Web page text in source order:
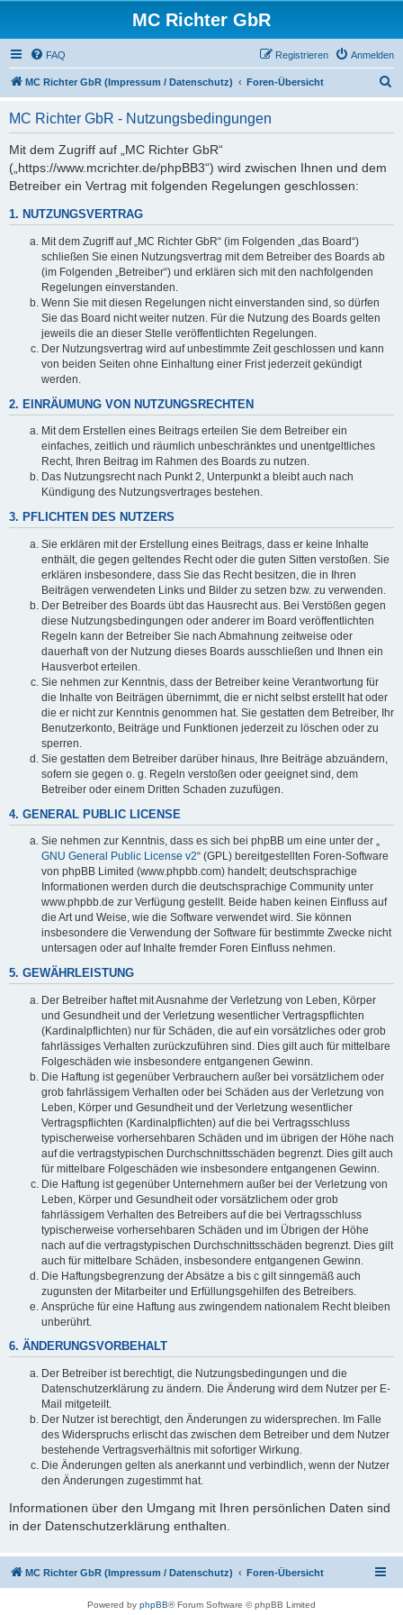
MC Richter GbR
FAQ Anmelden
Registrieren
MC Richter GbR (Impressum / Datenschutz) Foren-Übersicht
MC Richter GbR - Nutzungsbedingungen
Mit dem Zugriff auf „MC Richter GbR“
(„https://www.mcrichter.de/phpBB3“) wird zwischen Ihnen und dem
Betreiber ein Vertrag mit folgenden Regelungen geschlossen:
1. NUTZUNGSVERTRAG
Mit dem Zugriff auf „MC Richter GbR“ (im Folgenden „das Board“)
schließen Sie einen Nutzungsvertrag mit dem Betreiber des Boards ab
(im Folgenden „Betreiber“) und erklären sich mit den nachfolgenden
Regelungen einverstanden.
Wenn Sie mit diesen Regelungen nicht einverstanden sind, so dürfen
Sie das Board nicht weiter nutzen. Für die Nutzung des Boards gelten
jeweils die an dieser Stelle veröffentlichten Regelungen.
Der Nutzungsvertrag wird auf unbestimmte Zeit geschlossen und kann
von beiden Seiten ohne Einhaltung einer Frist jederzeit gekündigt
werden.
2. EINRÄUMUNG VON NUTZUNGSRECHTEN
Mit dem Erstellen eines Beitrags erteilen Sie dem Betreiber ein
einfaches, zeitlich und räumlich unbeschränktes und unentgeltliches
Recht, Ihren Beitrag im Rahmen des Boards zu nutzen.
Das Nutzungsrecht nach Punkt 2, Unterpunkt a bleibt auch nach
Kündigung des Nutzungsvertrages bestehen.
3. PFLICHTEN DES NUTZERS
Sie erklären mit der Erstellung eines Beitrags, dass er keine Inhalte
enthält, die gegen geltendes Recht oder die guten Sitten verstoßen. Sie
erklären insbesondere, dass Sie das Recht besitzen, die in Ihren
Beiträgen verwendeten Links und Bilder zu setzen bzw. zu verwenden.
Der Betreiber des Boards übt das Hausrecht aus. Bei Verstößen gegen
diese Nutzungsbedingungen oder anderer im Board veröffentlichten
Regeln kann der Betreiber Sie nach Abmahnung zeitweise oder
dauerhaft von der Nutzung dieses Boards ausschließen und Ihnen ein
Hausverbot erteilen.
Sie nehmen zur Kenntnis, dass der Betreiber keine Verantwortung für
die Inhalte von Beiträgen übernimmt, die er nicht selbst erstellt hat oder
die er nicht zur Kenntnis genommen hat. Sie gestatten dem Betreiber, Ihr
Benutzerkonto, Beiträge und Funktionen jederzeit zu löschen oder zu
sperren.
Sie gestatten dem Betreiber darüber hinaus, Ihre Beiträge abzuändern,
sofern sie gegen o. g. Regeln verstoßen oder geeignet sind, dem
Betreiber oder einem Dritten Schaden zuzufügen.
4. GENERAL PUBLIC LICENSE
Sie nehmen zur Kenntnis, dass es sich bei phpBB um eine unter der „
GNU General Public License v2“ (GPL) bereitgestellten Foren-Software
von phpBB Limited (www.phpbb.com) handelt; deutschsprachige
Informationen werden durch die deutschsprachige Community unter
www.phpbb.de zur Verfügung gestellt. Beide haben keinen Einfluss auf
die Art und Weise, wie die Software verwendet wird. Sie können
insbesondere die Verwendung der Software für bestimmte Zwecke nicht
untersagen oder auf Inhalte fremder Foren Einfluss nehmen.
5. GEWÄHRLEISTUNG
Der Betreiber haftet mit Ausnahme der Verletzung von Leben, Körper
und Gesundheit und der Verletzung wesentlicher Vertragspflichten
(Kardinalpflichten) nur für Schäden, die auf ein vorsätzliches oder grob
fahrlässiges Verhalten zurückzuführen sind. Dies gilt auch für mittelbare
Folgeschäden wie insbesondere entgangenen Gewinn.
Die Haftung ist gegenüber Verbrauchern außer bei vorsätzlichem oder
grob fahrlässigem Verhalten oder bei Schäden aus der Verletzung von
Leben, Körper und Gesundheit und der Verletzung wesentlicher
Vertragspflichten (Kardinalpflichten) auf die bei Vertragsschluss
typischerweise vorhersehbaren Schäden und im übrigen der Höhe nach
auf die vertragstypischen Durchschnittsschäden begrenzt. Dies gilt auch
für mittelbare Folgeschäden wie insbesondere entgangenen Gewinn.
Die Haftung ist gegenüber Unternehmern außer bei der Verletzung von
Leben, Körper und Gesundheit oder vorsätzlichem oder grob
fahrlässigem Verhalten des Betreibers auf die bei Vertragsschluss
typischerweise vorhersehbaren Schäden und im Übrigen der Höhe
nach auf die vertragstypischen Durchschnittsschäden begrenzt. Dies gilt
auch für mittelbare Schäden, insbesondere entgangenen Gewinn.
Die Haftungsbegrenzung der Absätze a bis c gilt sinngemäß auch
zugunsten der Mitarbeiter und Erfüllungsgehilfen des Betreibers.
Ansprüche für eine Haftung aus zwingendem nationalem Recht bleiben
unberührt.
6. ÄNDERUNGSVORBEHALT
Der Betreiber ist berechtigt, die Nutzungsbedingungen und die
Datenschutzerklärung zu ändern. Die Änderung wird dem Nutzer per E-
Mail mitgeteilt.
Der Nutzer ist berechtigt, den Änderungen zu widersprechen. Im Falle
des Widerspruchs erlischt das zwischen dem Betreiber und dem Nutzer
bestehende Vertragsverhältnis mit sofortiger Wirkung.
Die Änderungen gelten als anerkannt und verbindlich, wenn der Nutzer
den Änderungen zugestimmt hat.
Informationen über den Umgang mit Ihren persönlichen Daten sind
in der Datenschutzerklärung enthalten.
MC Richter GbR (Impressum / Datenschutz) Foren-Übersicht
Powered by phpBB® Forum Software © phpBB Limited